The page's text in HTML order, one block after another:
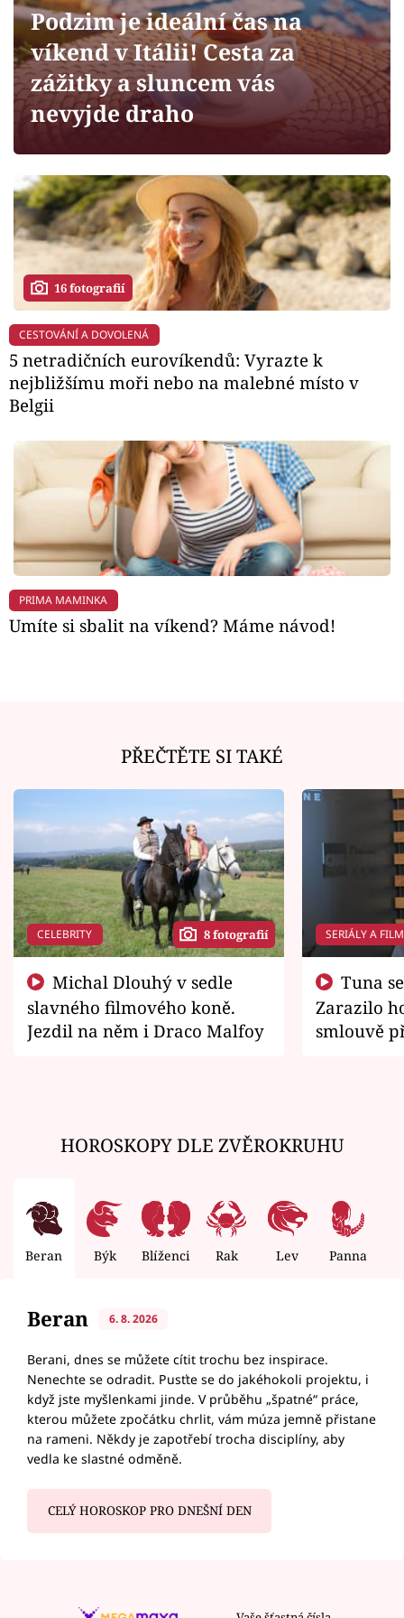
Sledujte prima+
Filmový festival Karlovy Vary
Mámy sobě
Přihlášení
Sledujte nás
Podzim je ideální čas na
víkend v Itálii! Cesta za
zážitky a sluncem vás
nevyjde draho
16 fotografií
CESTOVÁNÍ A DOVOLENÁ
5 netradičních eurovíkendů: Vyrazte k
nejbližšímu moři nebo na malebné místo v
Belgii
PRIMA MAMINKA
Umíte si sbalit na víkend? Máme návod!
PŘEČTĚTE SI TAKÉ
CELEBRITY 8 fotografií
slavného filmového koně.
Jezdil na něm i Draco Malfoy
SERIÁLY A
Zarazilo
smlouvě
HOROSKOPY DLE ZVĚROKRUHU
Beran Býk Blíženci Rak Lev Panna
Beran 6. 8. 2026
Berani, dnes se můžete cítit trochu bez inspirace.
Nenechte se odradit. Pusťte se do jakéhokoli projektu, i
když jste myšlenkami jinde. V průběhu „špatné“ práce,
kterou můžete zpočátku chrlit, vám múza jemně přistane
na rameni. Někdy je zapotřebí trocha disciplíny, aby
vedla ke slastné odměně.
CELÝ HOROSKOP PRO DNEŠNÍ DEN